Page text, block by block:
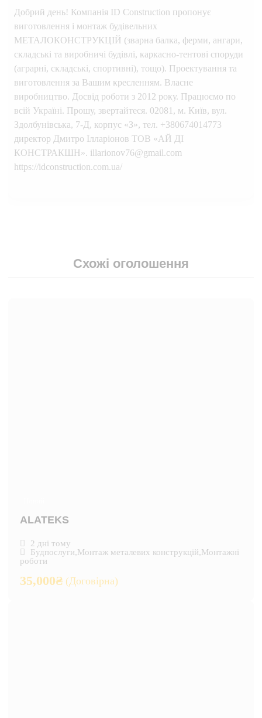
Добрий день! Компанія ID Construction пропонує
виготовлення і монтаж будівельних
МЕТАЛОКОНСТРУКЦІЙ (зварна балка, ферми, ангари,
складські та виробничі будівлі, каркасно-тентові споруди
(аграрні, складські, спортивні), тощо). Проектування та
виготовлення за Вашим кресленням. Власне
виробництво. Досвід роботи з 2012 року. Працюємо по
всій Україні. Прошу, звертайтеся. 02081, м. Київ, вул.
Здолбунівська, 7-Д, корпус «З», тел. +380674014773
директор Дмитро Ілларіонов ТОВ «АЙ ДІ
КОНСТРАКШН». illarionov76@gmail.com
https://idconstruction.com.ua/
Схожі оголошення
ALATEKS
2 дні тому
Будпослуги,Монтаж металевих конструкцій,Монтажні
роботи
35,000₴ (Договірна)